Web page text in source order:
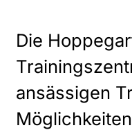
Die
ansässigen